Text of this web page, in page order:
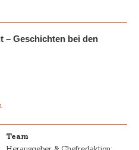
– Geschichten bei den
Team